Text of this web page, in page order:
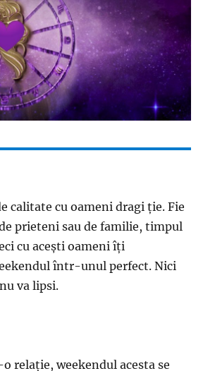
calitate cu oameni dragi ție. Fie
prieteni sau de familie, timpul
cu acești oameni îți
într-unul perfect. Nici
va lipsi.
relație, weekendul acesta se